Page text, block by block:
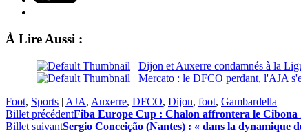
À Lire Aussi :
Dijon et Auxerre condamnés à la
Mercato : le DFCO perdant, l'AJA
Foot, Sports | AJA, Auxerre, DFCO, Dijon, foot, Gambardella
Billet précédentFiba Europe Cup : Chalon affrontera le Cibona
Billet suivantSergio Conceição (Nantes) : « dans la dynamique